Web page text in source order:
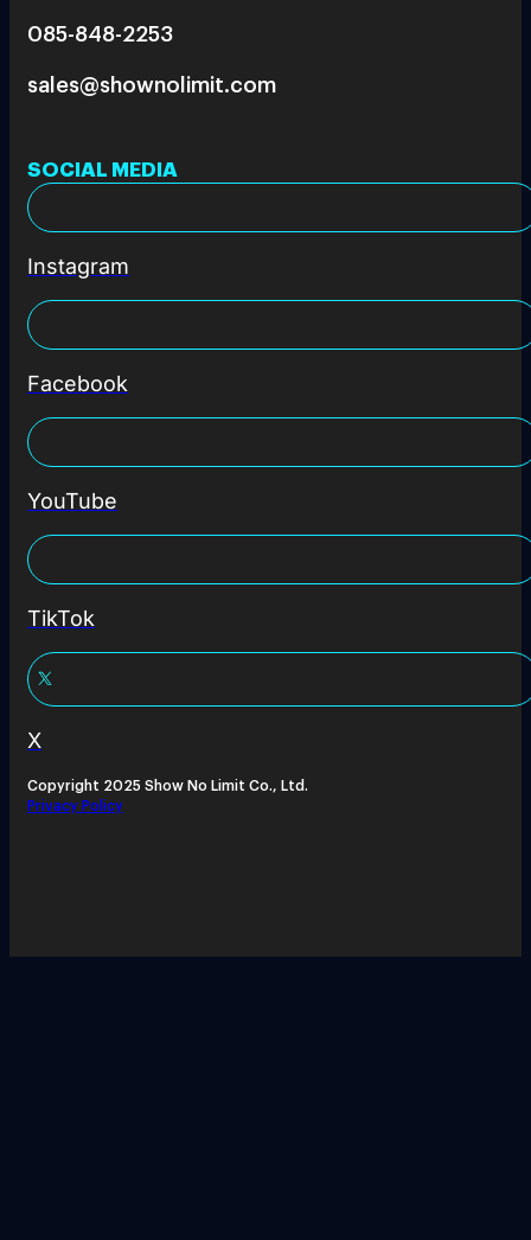
085-848-2253
sales@shownolimit.com
SOCIAL MEDIA
Instagram
Facebook
YouTube
TikTok
X
Copyright 2025 Show No Limit Co., Ltd.
Privacy Policy